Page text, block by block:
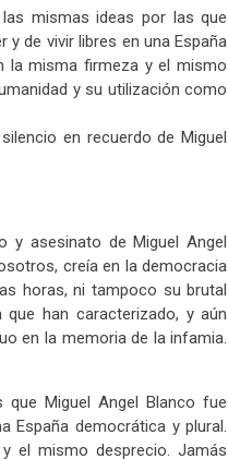
mismas ideas por las que
de vivir libres en una España
la misma firmeza y el mismo
y su utilización como
en recuerdo de Miguel
y asesinato de Miguel Angel
creía en la democracia
horas, ni tampoco su brutal
han caracterizado, y aún
en la memoria de la infamia.
Miguel Angel Blanco fue
España democrática y plural.
el mismo desprecio. Jamás